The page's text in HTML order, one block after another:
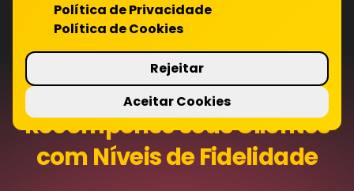
Recompense seus Clientes
com Níveis de Fidelidade
Política de Privacidade
Política de Cookies
Rejeitar
Aceitar Cookies